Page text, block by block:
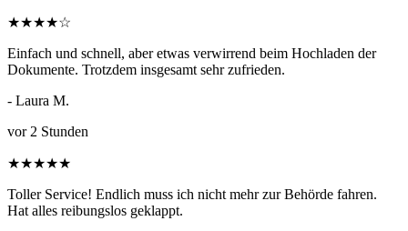
★★★★☆
Einfach und schnell, aber etwas verwirrend beim Hochladen der
Dokumente. Trotzdem insgesamt sehr zufrieden.
- Laura M.
vor 2 Stunden
★★★★★
Toller Service! Endlich muss ich nicht mehr zur Behörde fahren.
Hat alles reibungslos geklappt.